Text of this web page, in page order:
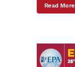
Read More